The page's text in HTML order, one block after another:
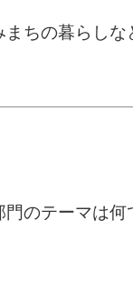
ちの暮らしな
のテーマは何